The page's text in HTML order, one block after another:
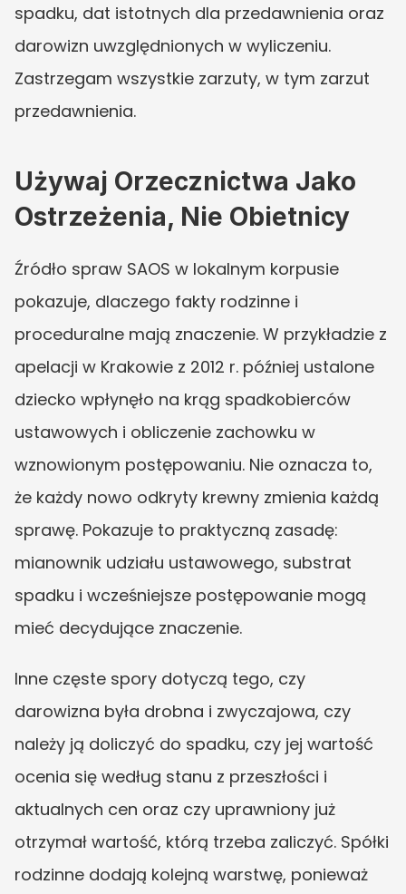
spadku, dat istotnych dla przedawnienia oraz
darowizn uwzględnionych w wyliczeniu.
Zastrzegam wszystkie zarzuty, w tym zarzut
przedawnienia.
Używaj Orzecznictwa Jako
Ostrzeżenia, Nie Obietnicy
Źródło spraw SAOS w lokalnym korpusie
pokazuje, dlaczego fakty rodzinne i
proceduralne mają znaczenie. W przykładzie z
apelacji w Krakowie z 2012 r. później ustalone
dziecko wpłynęło na krąg spadkobierców
ustawowych i obliczenie zachowku w
wznowionym postępowaniu. Nie oznacza to,
że każdy nowo odkryty krewny zmienia każdą
sprawę. Pokazuje to praktyczną zasadę:
mianownik udziału ustawowego, substrat
spadku i wcześniejsze postępowanie mogą
mieć decydujące znaczenie.
Inne częste spory dotyczą tego, czy
darowizna była drobna i zwyczajowa, czy
należy ją doliczyć do spadku, czy jej wartość
ocenia się według stanu z przeszłości i
aktualnych cen oraz czy uprawniony już
otrzymał wartość, którą trzeba zaliczyć. Spółki
rodzinne dodają kolejną warstwę, ponieważ